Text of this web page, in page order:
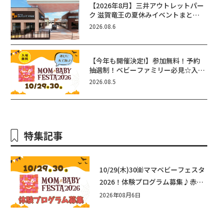
【2026年8月】三井アウトレットパー
ク 滋賀竜王の夏休みイベントまと
め！びしょぬれ水あそび・激辛グル
ん！
2026.08.6
【今年も開催決定!】参加無料！予約
抽選制！ベビーファミリー必見☆入場
無料☆10/29(木)30(金)ママベビーフ
エリ守山
2026.08.5
特集記事
10/29(木)30㈮ママベビーフェスタ
2026！体験プログラム募集♪赤ち
ゃん向けイベントに出演しません
2026年08月6日